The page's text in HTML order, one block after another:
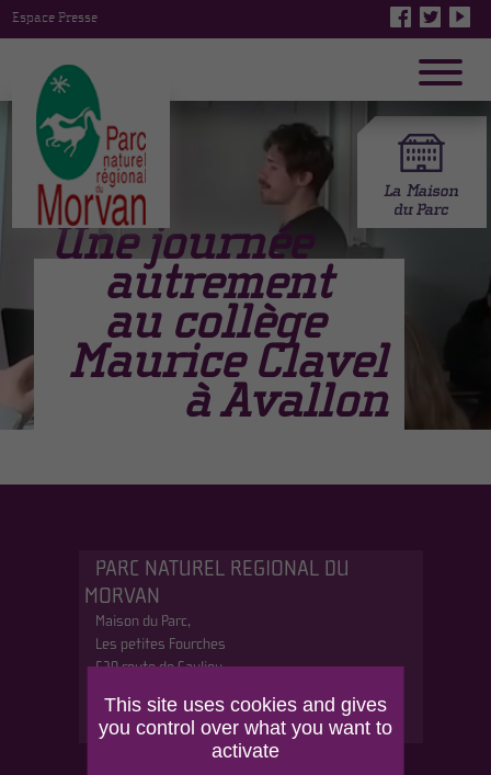
Espace Presse
Une journée
autrement
au collège
Maurice Clavel
à Avallon
PARC NATUREL REGIONAL DU
MORVAN
Maison du Parc,
Les petites Fourches
530 route de Saulieu
Tél : 03 86 78 79 00
This site uses cookies and gives
you control over what you want to
activate